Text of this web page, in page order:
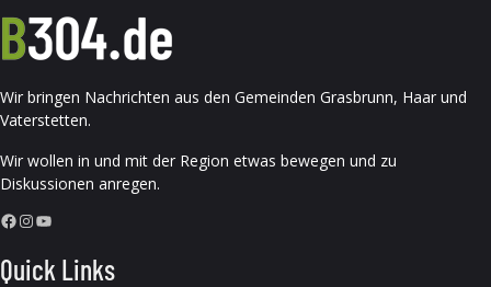
Wir bringen Nachrichten aus den Gemeinden Grasbrunn, Haar und
Vaterstetten.
Wir wollen in und mit der Region etwas bewegen und zu
Diskussionen anregen.
Facebook InstagramYouTube
Quick Links